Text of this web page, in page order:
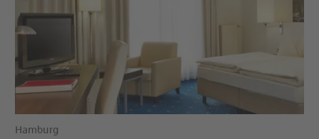
Hamburg